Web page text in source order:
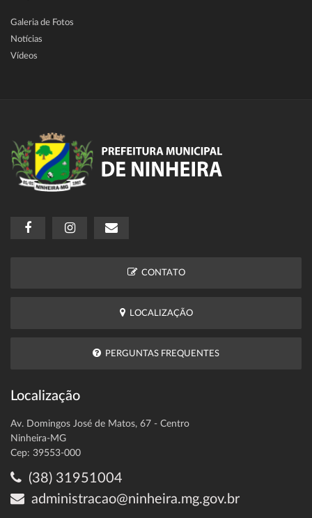
Galeria de Fotos
Notícias
Vídeos
CONTATO
LOCALIZAÇÃO
PERGUNTAS FREQUENTES
Localização
Av. Domingos José de Matos, 67 - Centro
Ninheira-MG
Cep: 39553-000
(38) 31951004
administracao@ninheira.mg.gov.br